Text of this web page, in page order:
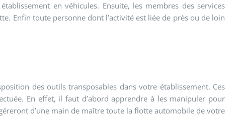
en véhicules. Ensuite, les membres des services
Enfin toute personne dont l’activité est liée de près ou de loin
des outils transposables dans votre établissement. Ces
En effet, il faut d’abord apprendre à les manipuler pour
d’une main de maître toute la flotte automobile de votre